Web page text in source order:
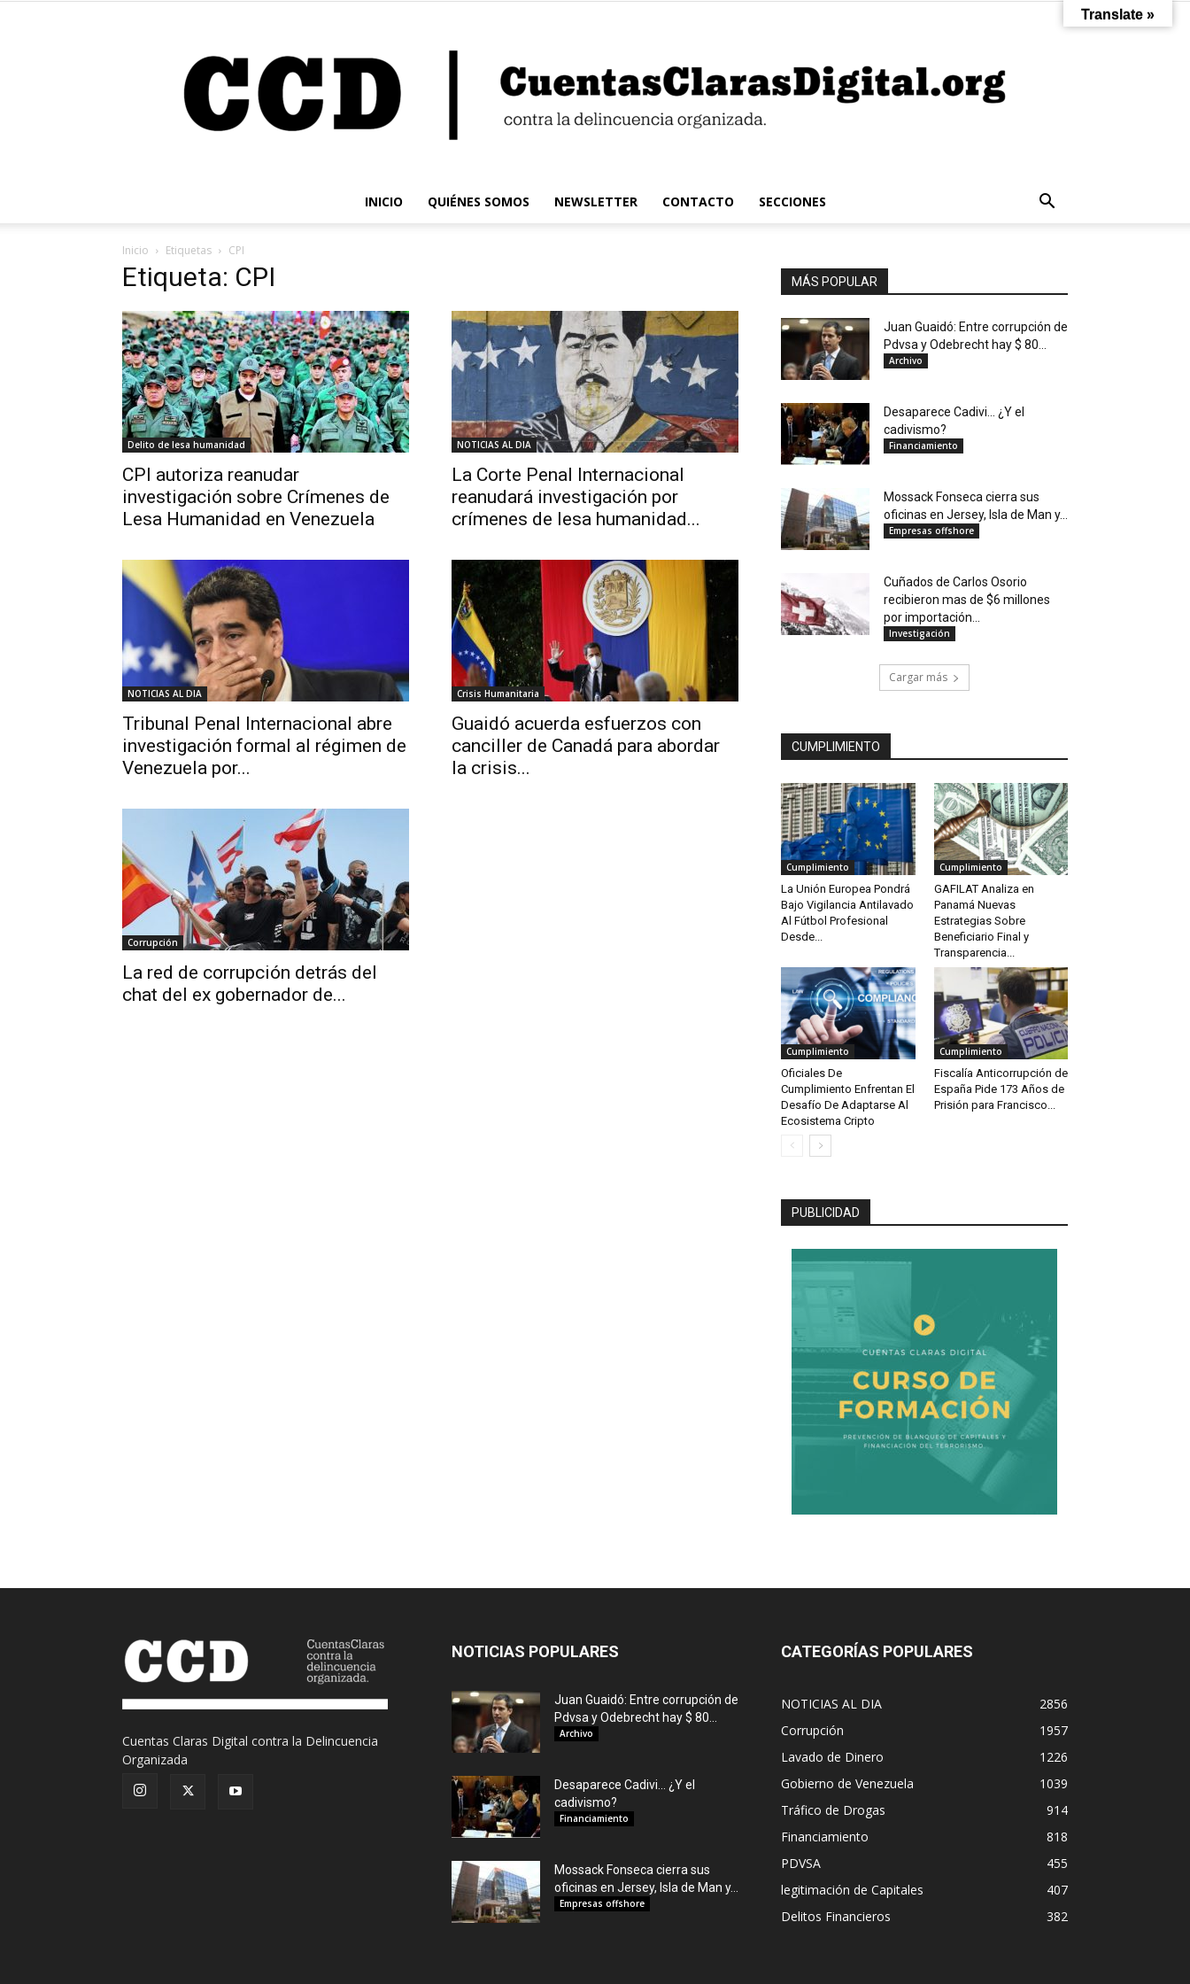
Claras
Digital
INICIO QUIÉNES SOMOS NEWSLETTER CONTACTO SECCIONES
Inicio Etiquetas CPI
Etiqueta: CPI
Delito de lesa humanidad
CPI autoriza reanudar
investigación sobre Crímenes de
Lesa Humanidad en Venezuela
NOTICIAS AL DIA
La Corte Penal Internacional
reanudará investigación por
crímenes de lesa humanidad...
NOTICIAS AL DIA
Tribunal Penal Internacional abre
investigación formal al régimen de
Venezuela por...
Crisis Humanitaria
Guaidó acuerda esfuerzos con
canciller de Canadá para abordar
la crisis...
Corrupción
La red de corrupción detrás del
chat del ex gobernador de...
MÁS POPULAR
Juan Guaidó: Entre corrupción de
Pdvsa y Odebrecht hay $ 80...
Archivo
Desaparece Cadivi… ¿Y el
cadivismo?
Financiamiento
Mossack Fonseca cierra sus
oficinas en Jersey, Isla de Man y...
Empresas offshore
Cuñados de Carlos Osorio
recibieron mas de $6 millones
por importación...
Investigación
Cargar más
CUMPLIMIENTO
Cumplimiento
La Unión Europea Pondrá
Bajo Vigilancia Antilavado
Al Fútbol Profesional
Desde...
Cumplimiento
GAFILAT Analiza en
Panamá Nuevas
Estrategias Sobre
Beneficiario Final y
Transparencia...
Cumplimiento
Oficiales De
Cumplimiento Enfrentan El
Desafío De Adaptarse Al
Ecosistema Cripto
Cumplimiento
Fiscalía Anticorrupción de
España Pide 173 Años de
Prisión para Francisco...
PUBLICIDAD
Cuentas Claras Digital contra la Delincuencia
Organizada
NOTICIAS POPULARES
Juan Guaidó: Entre corrupción de
Pdvsa y Odebrecht hay $ 80...
Archivo
Desaparece Cadivi… ¿Y el
cadivismo?
Financiamiento
Mossack Fonseca cierra sus
oficinas en Jersey, Isla de Man y...
Empresas offshore
CATEGORÍAS POPULARES
NOTICIAS AL DIA
2856
Corrupción
1957
Lavado de Dinero
1226
Gobierno de Venezuela
1039
Tráfico de Drogas
914
Financiamiento
818
PDVSA
455
legitimación de Capitales
407
Delitos Financieros
382
Translate »